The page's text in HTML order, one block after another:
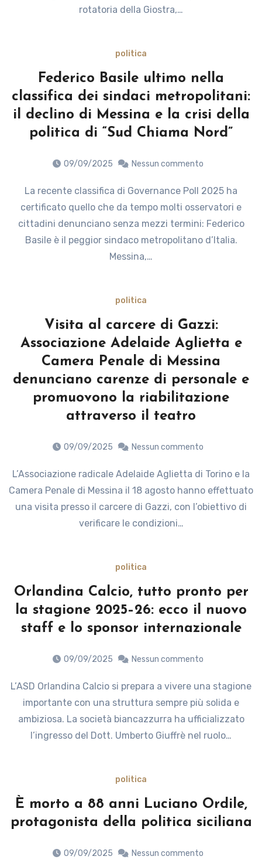
rotatoria della Giostra,…
politica
Federico Basile ultimo nella
classifica dei sindaci metropolitani:
il declino di Messina e la crisi della
politica di “Sud Chiama Nord”
09/09/2025 Nessun commento
La recente classifica di Governance Poll 2025 ha
certificato quello che da tempo molti osservatori e
cittadini denunciano senza mezzi termini: Federico
Basile è il peggior sindaco metropolitano d’Italia.
Messina,…
politica
Visita al carcere di Gazzi:
Associazione Adelaide Aglietta e
Camera Penale di Messina
denunciano carenze di personale e
promuovono la riabilitazione
attraverso il teatro
09/09/2025 Nessun commento
L’Associazione radicale Adelaide Aglietta di Torino e la
Camera Penale di Messina il 18 agosto hanno effettuato
una visita presso il carcere di Gazzi, con l’obiettivo di
verificare le condizioni…
politica
Orlandina Calcio, tutto pronto per
la stagione 2025–26: ecco il nuovo
staff e lo sponsor internazionale
09/09/2025 Nessun commento
L’ASD Orlandina Calcio si prepara a vivere una stagione
importante con una struttura sempre più solida e
ambiziosa. La società biancazzurra ha ufficializzato
l’ingresso del Dott. Umberto Giuffrè nel ruolo…
politica
È morto a 88 anni Luciano Ordile,
protagonista della politica siciliana
09/09/2025 Nessun commento